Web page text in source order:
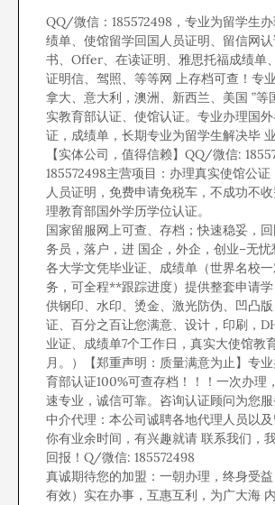
QQ/微信：185572498，专业为留学生
绩单、使馆留学回国人员证明、留信网
书、Offer、在读证明、雅思托福成绩单
证明信、驾照、等等网 上存档可查！专
拿大、意大利，澳洲、新西兰、美国 ”等
实教育部认证、使馆认证。专业办理国
证，成绩单，长期专业为留学生解决毕
【实体公司，值得信赖】QQ/微信:
185572498主营项目：办理真实使馆公证
人员证明，免费申请免税车，不成功不
理教育部国外学历学位认证。
国家留服网上可查、存档；快速稳妥，
务员，落户，进 国企，外企，创业–无忧
各大学文凭毕业证、成绩单（世界名校
务，可全程**跟踪进度）提供整套申请
供钢印、水印、烫金、激光防伪、凹凸
证、百分之百让您满意、设计，印刷，
业证、成绩单7个工作日，真实大使馆教
月。）【郑重声明：质量满意为止】专
育部认证100%可查存档！！！一次办理
速专业，诚信可靠。咨询认证顾问为您
中介代理：本公司诚聘各地代理人员以
你有业余时间，有兴趣就请 联系我们，
回报！Q/微信: 185572498
真诚期待您的加盟：一朝办理，终身受
有效）实在办事，互惠互利，为广大海